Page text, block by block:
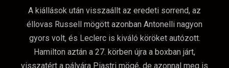
A kiállások után visszaállt az eredeti sorrend, az
éllovas Russell mögött azonban Antonelli nagyon
gyors volt, és Leclerc is kiváló köröket autózott.
Hamilton aztán a 27. körben újra a boxban járt,
visszatért a pályára Piastri mögé, de azonnal meg is